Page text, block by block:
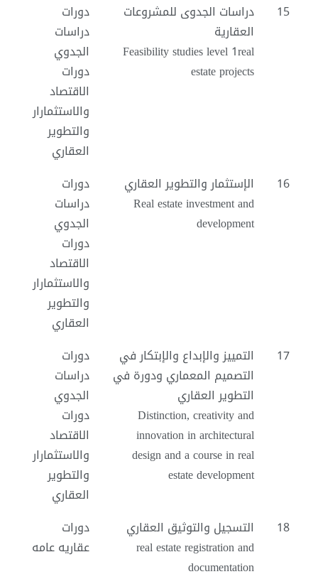
15
دراسات الجدوى للمشروعات
العقارية
Feasibility studies level 1real
estate projects
دورات
دراسات
الجدوي
دورات
الاقتصاد
والاستثمارار
والتطوير
العقاري
16
الإستثمار والتطوير العقاري
Real estate investment and
development
دورات
دراسات
الجدوي
دورات
الاقتصاد
والاستثمارار
والتطوير
العقاري
17
التمييز والإبداع والإبتكار في
التصميم المعماري ودورة في
التطوير العقاري
Distinction, creativity and
innovation in architectural
design and a course in real
estate development
دورات
دراسات
الجدوي
دورات
الاقتصاد
والاستثمارار
والتطوير
العقاري
18
التسجيل والتوثيق العقاري
real estate registration and
documentation
دورات
عقاريه عامه